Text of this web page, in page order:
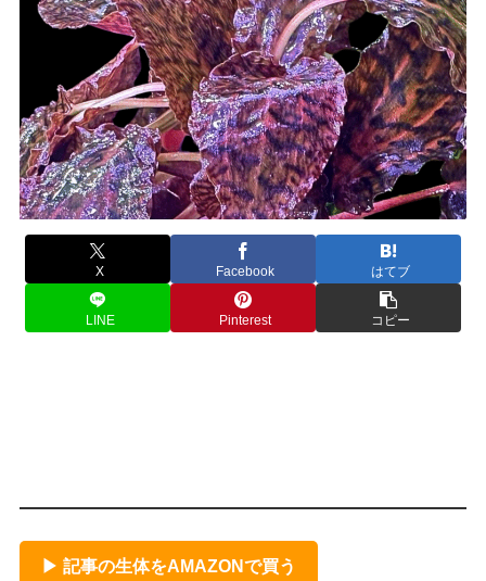
X Facebook はてブ
LINE Pinterest コピー
▶ 記事の生体をAMAZONで買う